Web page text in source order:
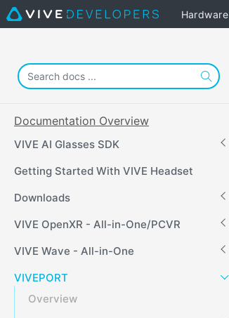
Hardware
Documentation Overview
VIVE AI Glasses SDK
Getting Started With VIVE Headset
Downloads
VIVE OpenXR - All-in-One/PCVR
VIVE Wave - All-in-One
VIVEPORT
Overview